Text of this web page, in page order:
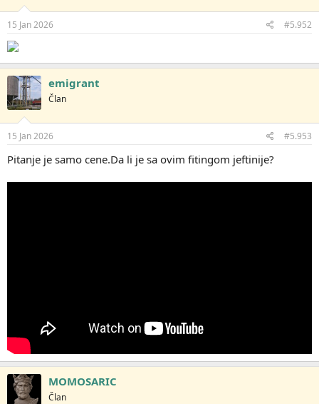
15 Jan 2026 #5.952
emigrant
Član
15 Jan 2026 #5.953
Pitanje je samo cene.Da li je sa ovim fitingom jeftinije?
MOMOSARIC
Član